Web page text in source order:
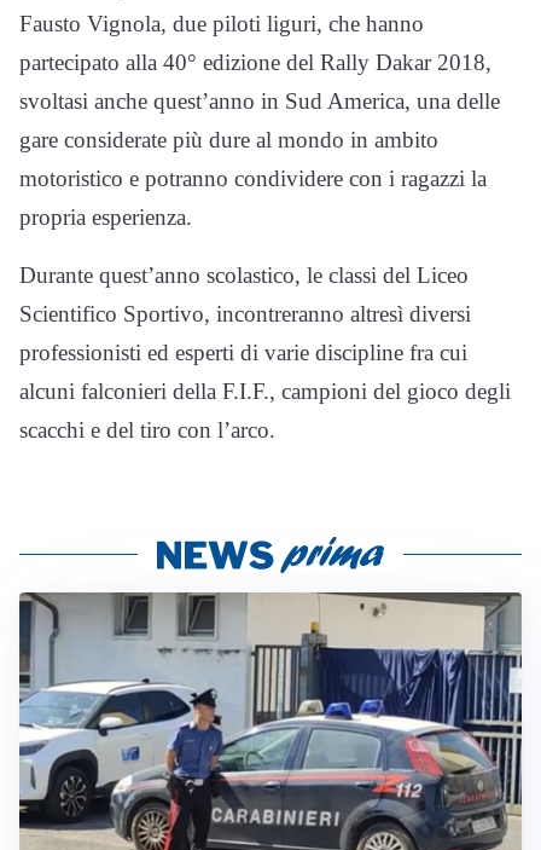
Fausto Vignola, due piloti liguri, che hanno
partecipato alla 40° edizione del Rally Dakar 2018,
svoltasi anche quest’anno in Sud America, una delle
gare considerate più dure al mondo in ambito
motoristico e potranno condividere con i ragazzi la
propria esperienza.
Durante quest’anno scolastico, le classi del Liceo
Scientifico Sportivo, incontreranno altresì diversi
professionisti ed esperti di varie discipline fra cui
alcuni falconieri della F.I.F., campioni del gioco degli
scacchi e del tiro con l’arco.